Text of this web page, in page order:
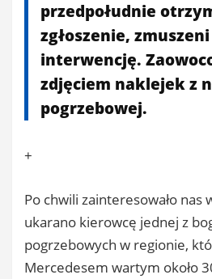
przedpołudnie
zgłoszenie,
interwencję.
zdjęciem naklejek z
pogrzebowej.
+
Po chwili zainteresowało nas
ukarano kierowcę jednej z
pogrzebowych w regionie,
Mercedesem wartym około